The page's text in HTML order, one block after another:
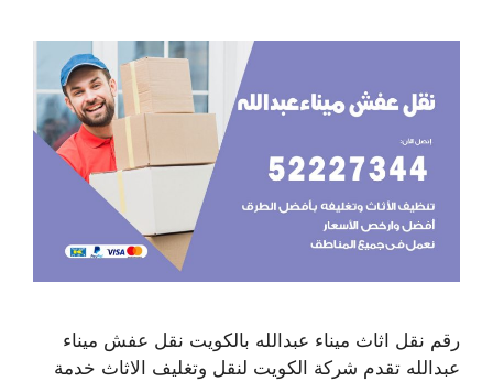
رقم نقل اثاث ميناء عبدالله بالكويت نقل عفش ميناء
عبدالله تقدم شركة الكويت لنقل وتغليف الاثاث خدمة